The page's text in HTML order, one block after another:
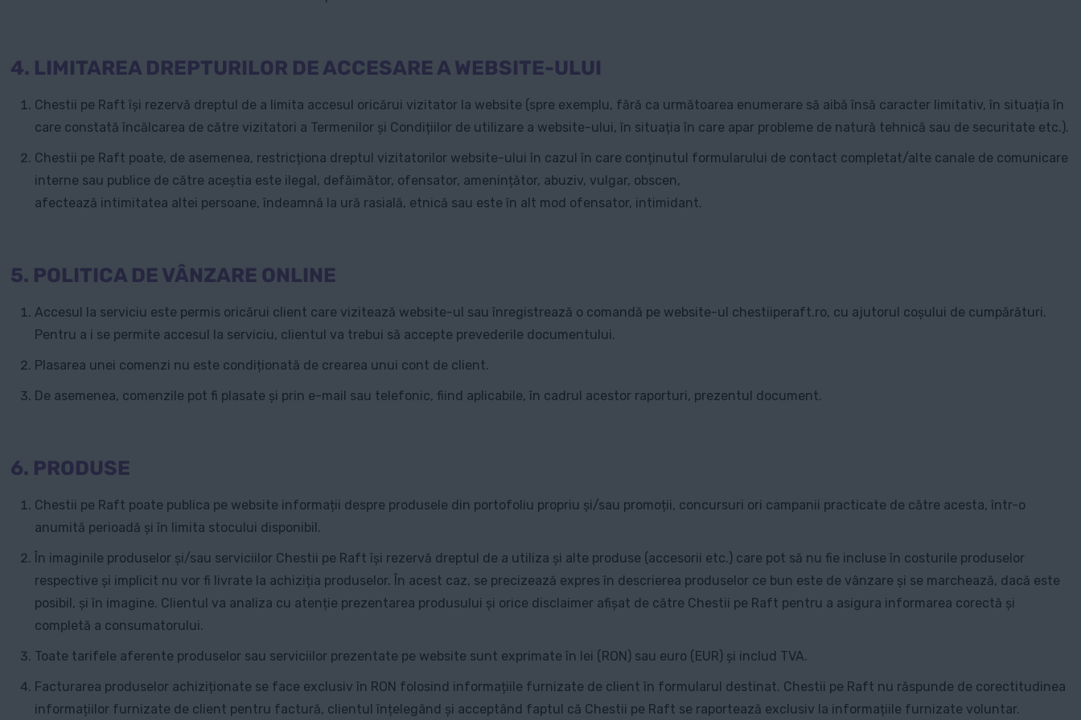
4. LIMITAREA DREPTURILOR DE ACCESARE A WEBSITE-ULUI
Chestii pe Raft își rezervă dreptul de a limita accesul oricărui vizitator la website (spre exemplu, fără ca următoarea enumerare să aibă însă caracter limitativ, în situația în
care constată încălcarea de către vizitatori a Termenilor și Condițiilor de utilizare a website-ului, în situația în care apar probleme de natură tehnică sau de securitate etc.).
Chestii pe Raft poate, de asemenea, restricționa dreptul vizitatorilor website-ului în cazul în care conținutul formularului de contact completat/alte canale de comunicare
interne sau publice de către aceștia este ilegal, defăimător, ofensator, amenințător, abuziv, vulgar, obscen,
afectează intimitatea altei persoane, îndeamnă la ură rasială, etnică sau este în alt mod ofensator, intimidant.
5. POLITICA DE VÂNZARE ONLINE
Accesul la serviciu este permis oricărui client care vizitează website-ul sau înregistrează o comandă pe website-ul chestiiperaft.ro, cu ajutorul coșului de cumpărături.
Pentru a i se permite accesul la serviciu, clientul va trebui să accepte prevederile documentului.
Plasarea unei comenzi nu este condiționată de crearea unui cont de client.
De asemenea, comenzile pot fi plasate și prin e-mail sau telefonic, fiind aplicabile, în cadrul acestor raporturi, prezentul document.
6. PRODUSE
Chestii pe Raft poate publica pe website informații despre produsele din portofoliu propriu și/sau promoții, concursuri ori campanii practicate de către acesta, într-o
anumită perioadă și în limita stocului disponibil.
În imaginile produselor și/sau serviciilor Chestii pe Raft își rezervă dreptul de a utiliza și alte produse (accesorii etc.) care pot să nu fie incluse în costurile produselor
respective și implicit nu vor fi livrate la achiziția produselor. În acest caz, se precizează expres în descrierea produselor ce bun este de vânzare și se marchează, dacă este
posibil, și în imagine. Clientul va analiza cu atenție prezentarea produsului și orice disclaimer afișat de către Chestii pe Raft pentru a asigura informarea corectă și
completă a consumatorului.
Toate tarifele aferente produselor sau serviciilor prezentate pe website sunt exprimate în lei (RON) sau euro (EUR) și includ TVA.
Facturarea produselor achiziționate se face exclusiv în RON folosind informațiile furnizate de client în formularul destinat. Chestii pe Raft nu răspunde de corectitudinea
informațiilor furnizate de client pentru factură, clientul înțelegând și acceptând faptul că Chestii pe Raft se raportează exclusiv la informațiile furnizate voluntar.